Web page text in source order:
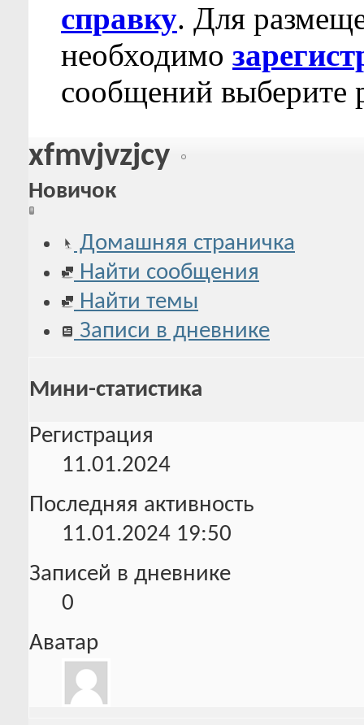
справку. Для
необходимо
сообщений выберите
xfmvjvzjcy
Новичок
Домашняя страничка
Найти сообщения
Найти темы
Записи в дневнике
Мини-статистика
Регистрация
11.01.2024
Последняя активность
11.01.2024 19:50
Записей в дневнике
0
Аватар